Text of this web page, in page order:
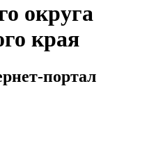
округа
края
портал